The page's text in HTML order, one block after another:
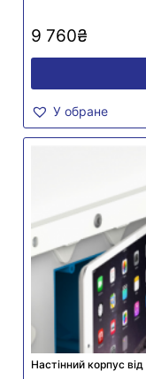
9 760₴
У обране
Настінний корпус